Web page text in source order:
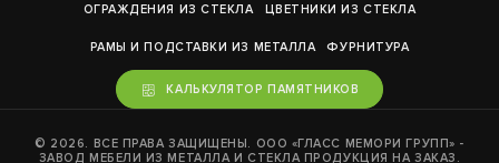
ОГРАЖДЕНИЯ ИЗ СТЕКЛА ЦВЕТНИКИ ИЗ СТЕКЛА
РАМЫ И ПОДСТАВКИ ИЗ МЕТАЛЛА ФУРНИТУРА
КАЛЬКУЛЯТОР ПАМЯТНИКОВ
© 2026. ВСЕ ПРАВА ЗАЩИЩЕНЫ. ООО «ГЛАСС МЕМОРИ ГРУПП» -
ЗАВОД МЕБЕЛИ ИЗ МЕТАЛЛА И СТЕКЛА ПРОДУКЦИЯ НА ЗАКАЗ.